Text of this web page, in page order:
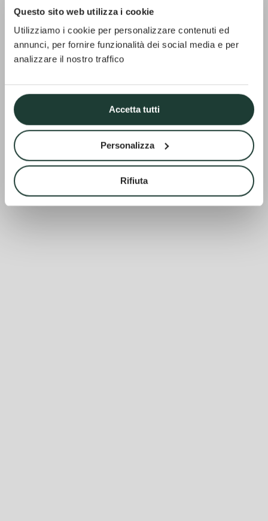
Questo sito web utilizza i cookie
Utilizziamo i cookie per personalizzare contenuti ed
annunci, per fornire funzionalità dei social media e per
analizzare il nostro traffico
Accetta tutti
Personalizza
Rifiuta